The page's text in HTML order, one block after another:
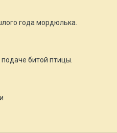
года мордюлька.
битой птицы.